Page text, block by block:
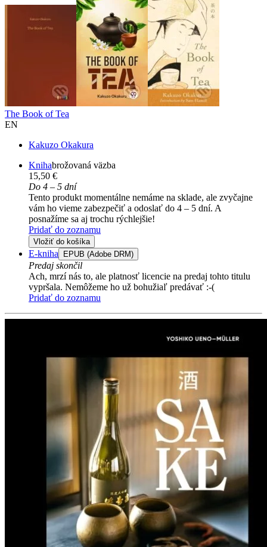
The Book of Tea
EN
Kakuzo Okakura
Knihabrožovaná väzba
15,50 €
Do 4 – 5 dní
Tento produkt momentálne nemáme na sklade, ale zvyčajne
vám ho vieme zabezpečiť a odoslať do 4 – 5 dní. A
posnažíme sa aj trochu rýchlejšie!
Pridať do zoznamu
Vložiť do košíka
E-kniha EPUB (Adobe DRM)
Predaj skončil
Ach, mrzí nás to, ale platnosť licencie na predaj tohto titulu
vypršala. Nemôžeme ho už bohužiaľ predávať :-(
Pridať do zoznamu